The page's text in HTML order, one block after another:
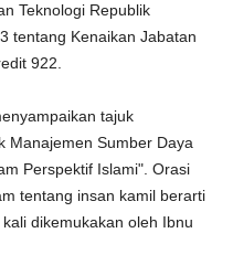
Teknologi Republik
tentang Kenaikan Jabatan
922.
tajuk
Manajemen Sumber Daya
Perspektif Islami". Orasi
tentang insan kamil berarti
dikemukakan oleh Ibnu